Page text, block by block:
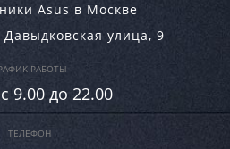
Asus в Москве
Давыдковская улица, 9
РАБОТЫ
9.00 до 22.00
ТЕЛЕФОН